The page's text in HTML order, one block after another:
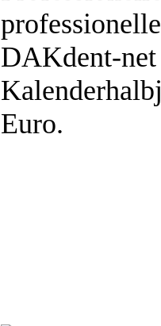
DAKdent-
Euro.